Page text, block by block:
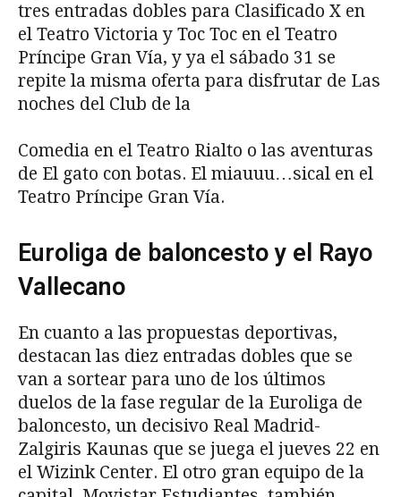
tres entradas dobles para Clasificado X en
el Teatro Victoria y Toc Toc en el Teatro
Príncipe Gran Vía, y ya el sábado 31 se
repite la misma oferta para disfrutar de Las
noches del Club de la
Comedia en el Teatro Rialto o las aventuras
de El gato con botas. El miauuu…sical en el
Teatro Príncipe Gran Vía.
Euroliga de baloncesto y el Rayo
Vallecano
En cuanto a las propuestas deportivas,
destacan las diez entradas dobles que se
van a sortear para uno de los últimos
duelos de la fase regular de la Euroliga de
baloncesto, un decisivo Real Madrid-
Zalgiris Kaunas que se juega el jueves 22 en
el Wizink Center. El otro gran equipo de la